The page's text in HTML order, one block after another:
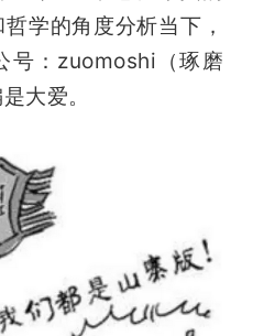
学的角度分析当下，
号：zuomoshi（琢磨
大爱。